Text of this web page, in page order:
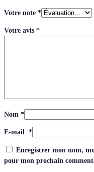
Votre note *
Votre avis *
Nom *
E-mail *
Enregistrer mon nom,
pour mon prochain